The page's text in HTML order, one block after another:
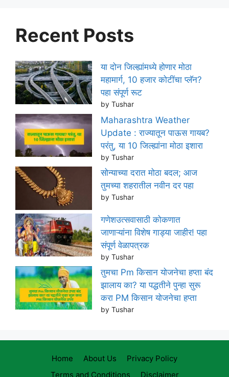
Recent Posts
या दोन जिल्ह्यांमध्ये होणार मोठा
महामार्ग, 10 हजार कोटींचा प्लॅन?
पहा संपूर्ण रूट
by Tushar
Maharashtra Weather
Update : राज्यातून पाऊस गायब?
परंतु, या 10 जिल्ह्यांना मोठा इशारा
by Tushar
सोन्याच्या दरात मोठा बदल; आज
तुमच्या शहरातील नवीन दर पहा
by Tushar
गणेशउत्सवासाठी कोकणात
जाणाऱ्यांना विशेष गाड्या जाहीर! पहा
संपूर्ण वेळापत्रक
by Tushar
तुमचा Pm किसान योजनेचा हप्ता बंद
झालाय का? या पद्धतीने पुन्हा सुरू
करा PM किसान योजनेचा हप्ता
by Tushar
Home About Us
Privacy Policy
Terms and Conditions
Disclaimer